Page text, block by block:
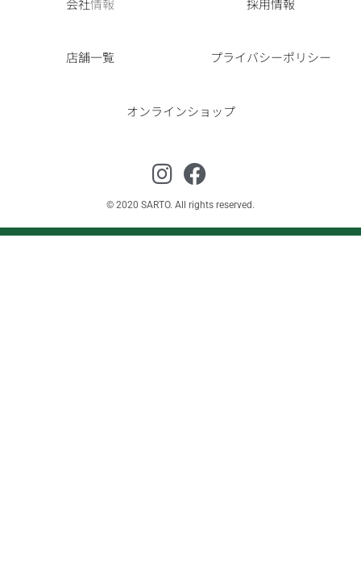
店舗一覧 プライバシーポリシー
オンラインショップ
© 2020 SARTO. All rights reserved.